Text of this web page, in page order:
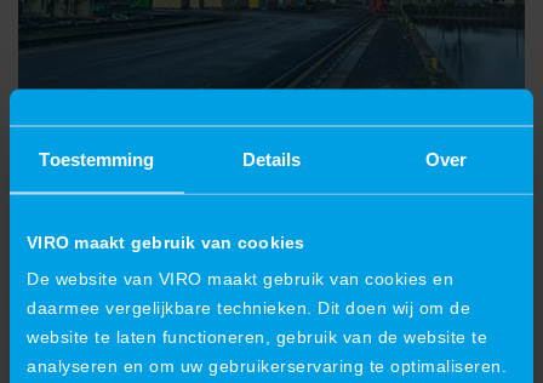
Toestemming Details Over
VIRO maakt gebruik van cookies
De website van VIRO maakt gebruik van cookies en
daarmee vergelijkbare technieken. Dit doen wij om de
website te laten functioneren, gebruik van de website te
analyseren en om uw gebruikerservaring te optimaliseren.
VIRO wächst auch im Kranbau